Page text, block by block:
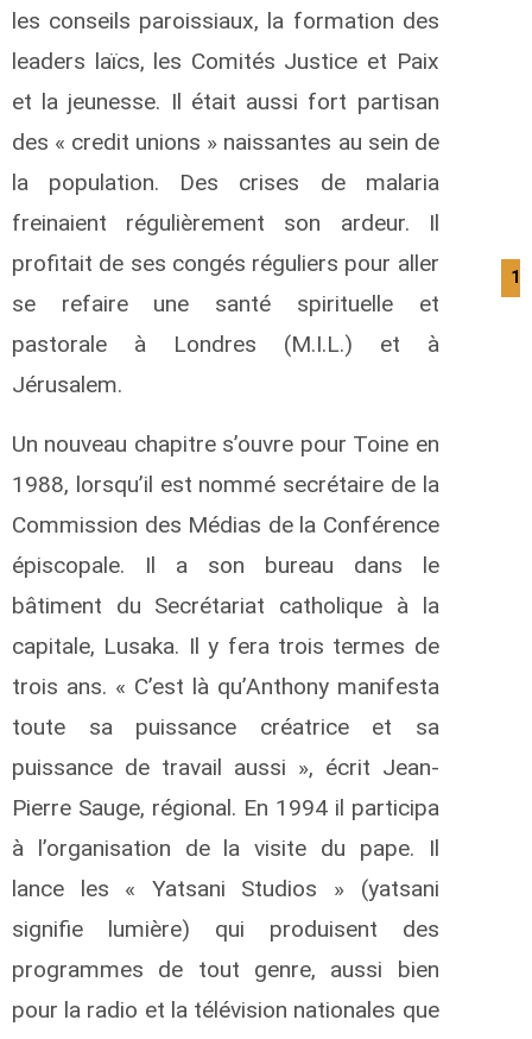
les conseils paroissiaux, la formation des
leaders laïcs, les Comités Justice et Paix
et la jeunesse. Il était aussi fort partisan
des « credit unions » naissantes au sein de
la population. Des crises de malaria
freinaient régulièrement son ardeur. Il
profitait de ses congés réguliers pour aller
se refaire une santé spirituelle et
pastorale à Londres (M.I.L.) et à
Jérusalem.
Un nouveau chapitre s’ouvre pour Toine en
1988, lorsqu’il est nommé secrétaire de la
Commission des Médias de la Conférence
épiscopale. Il a son bureau dans le
bâtiment du Secrétariat catholique à la
capitale, Lusaka. Il y fera trois termes de
trois ans. « C’est là qu’Anthony manifesta
toute sa puissance créatrice et sa
puissance de travail aussi », écrit Jean-
Pierre Sauge, régional. En 1994 il participa
à l’organisation de la visite du pape. Il
lance les « Yatsani Studios » (yatsani
signifie lumière) qui produisent des
programmes de tout genre, aussi bien
pour la radio et la télévision nationales que